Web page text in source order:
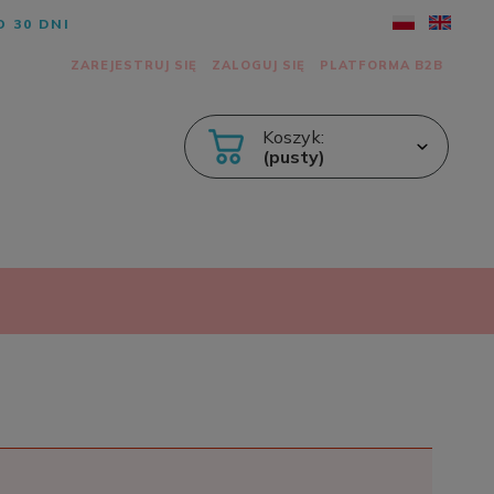
30 DNI
ZAREJESTRUJ SIĘ ZALOGUJ SIĘ PLATFORMA B2B
Koszyk:
(pusty)